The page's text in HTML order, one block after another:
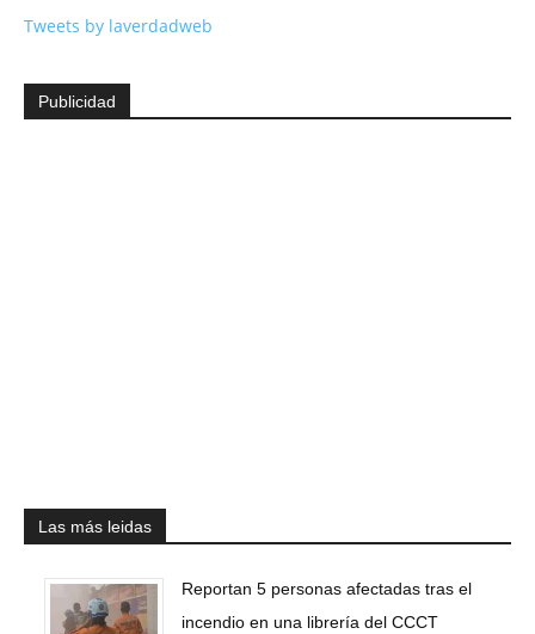
Tweets by laverdadweb
Publicidad
Las más leidas
Reportan 5 personas afectadas tras el
incendio en una librería del CCCT